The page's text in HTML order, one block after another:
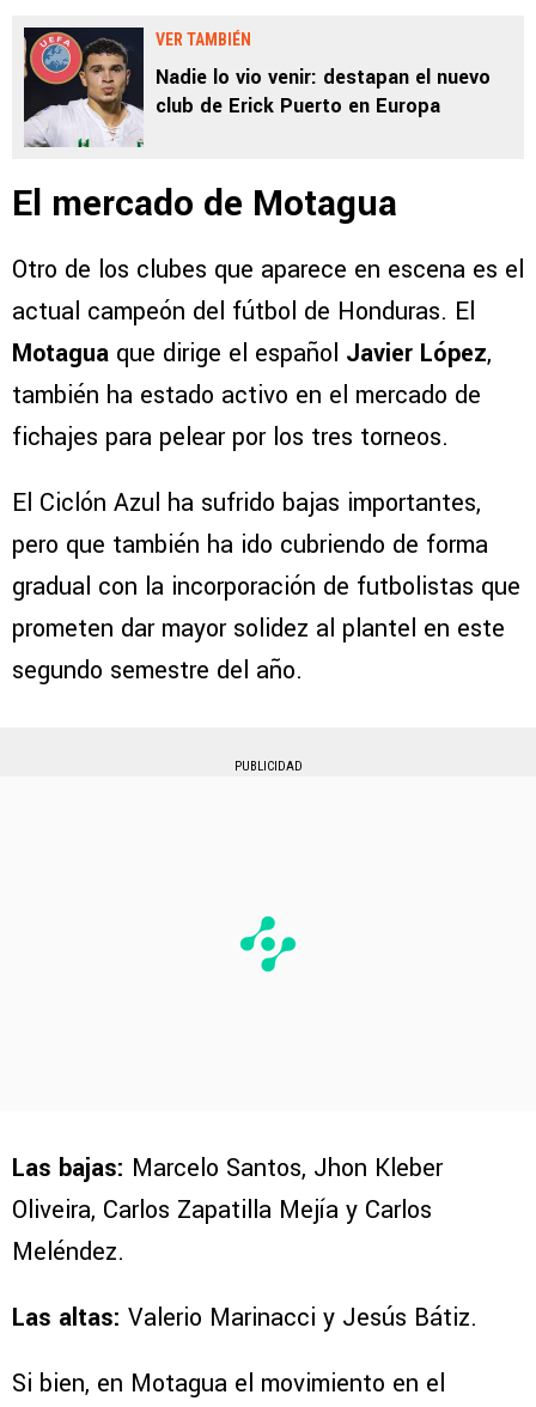
VER TAMBIÉN
Nadie lo vio venir: destapan el nuevo
club de Erick Puerto en Europa
El mercado de Motagua
Otro de los clubes que aparece en escena es el
actual campeón del fútbol de Honduras. El
Motagua que dirige el español Javier López,
también ha estado activo en el mercado de
fichajes para pelear por los tres torneos.
El Ciclón Azul ha sufrido bajas importantes,
pero que también ha ido cubriendo de forma
gradual con la incorporación de futbolistas que
prometen dar mayor solidez al plantel en este
segundo semestre del año.
PUBLICIDAD
Las bajas: Marcelo Santos, Jhon Kleber
Oliveira, Carlos Zapatilla Mejía y Carlos
Meléndez.
Las altas: Valerio Marinacci y Jesús Bátiz.
Si bien, en Motagua el movimiento en el